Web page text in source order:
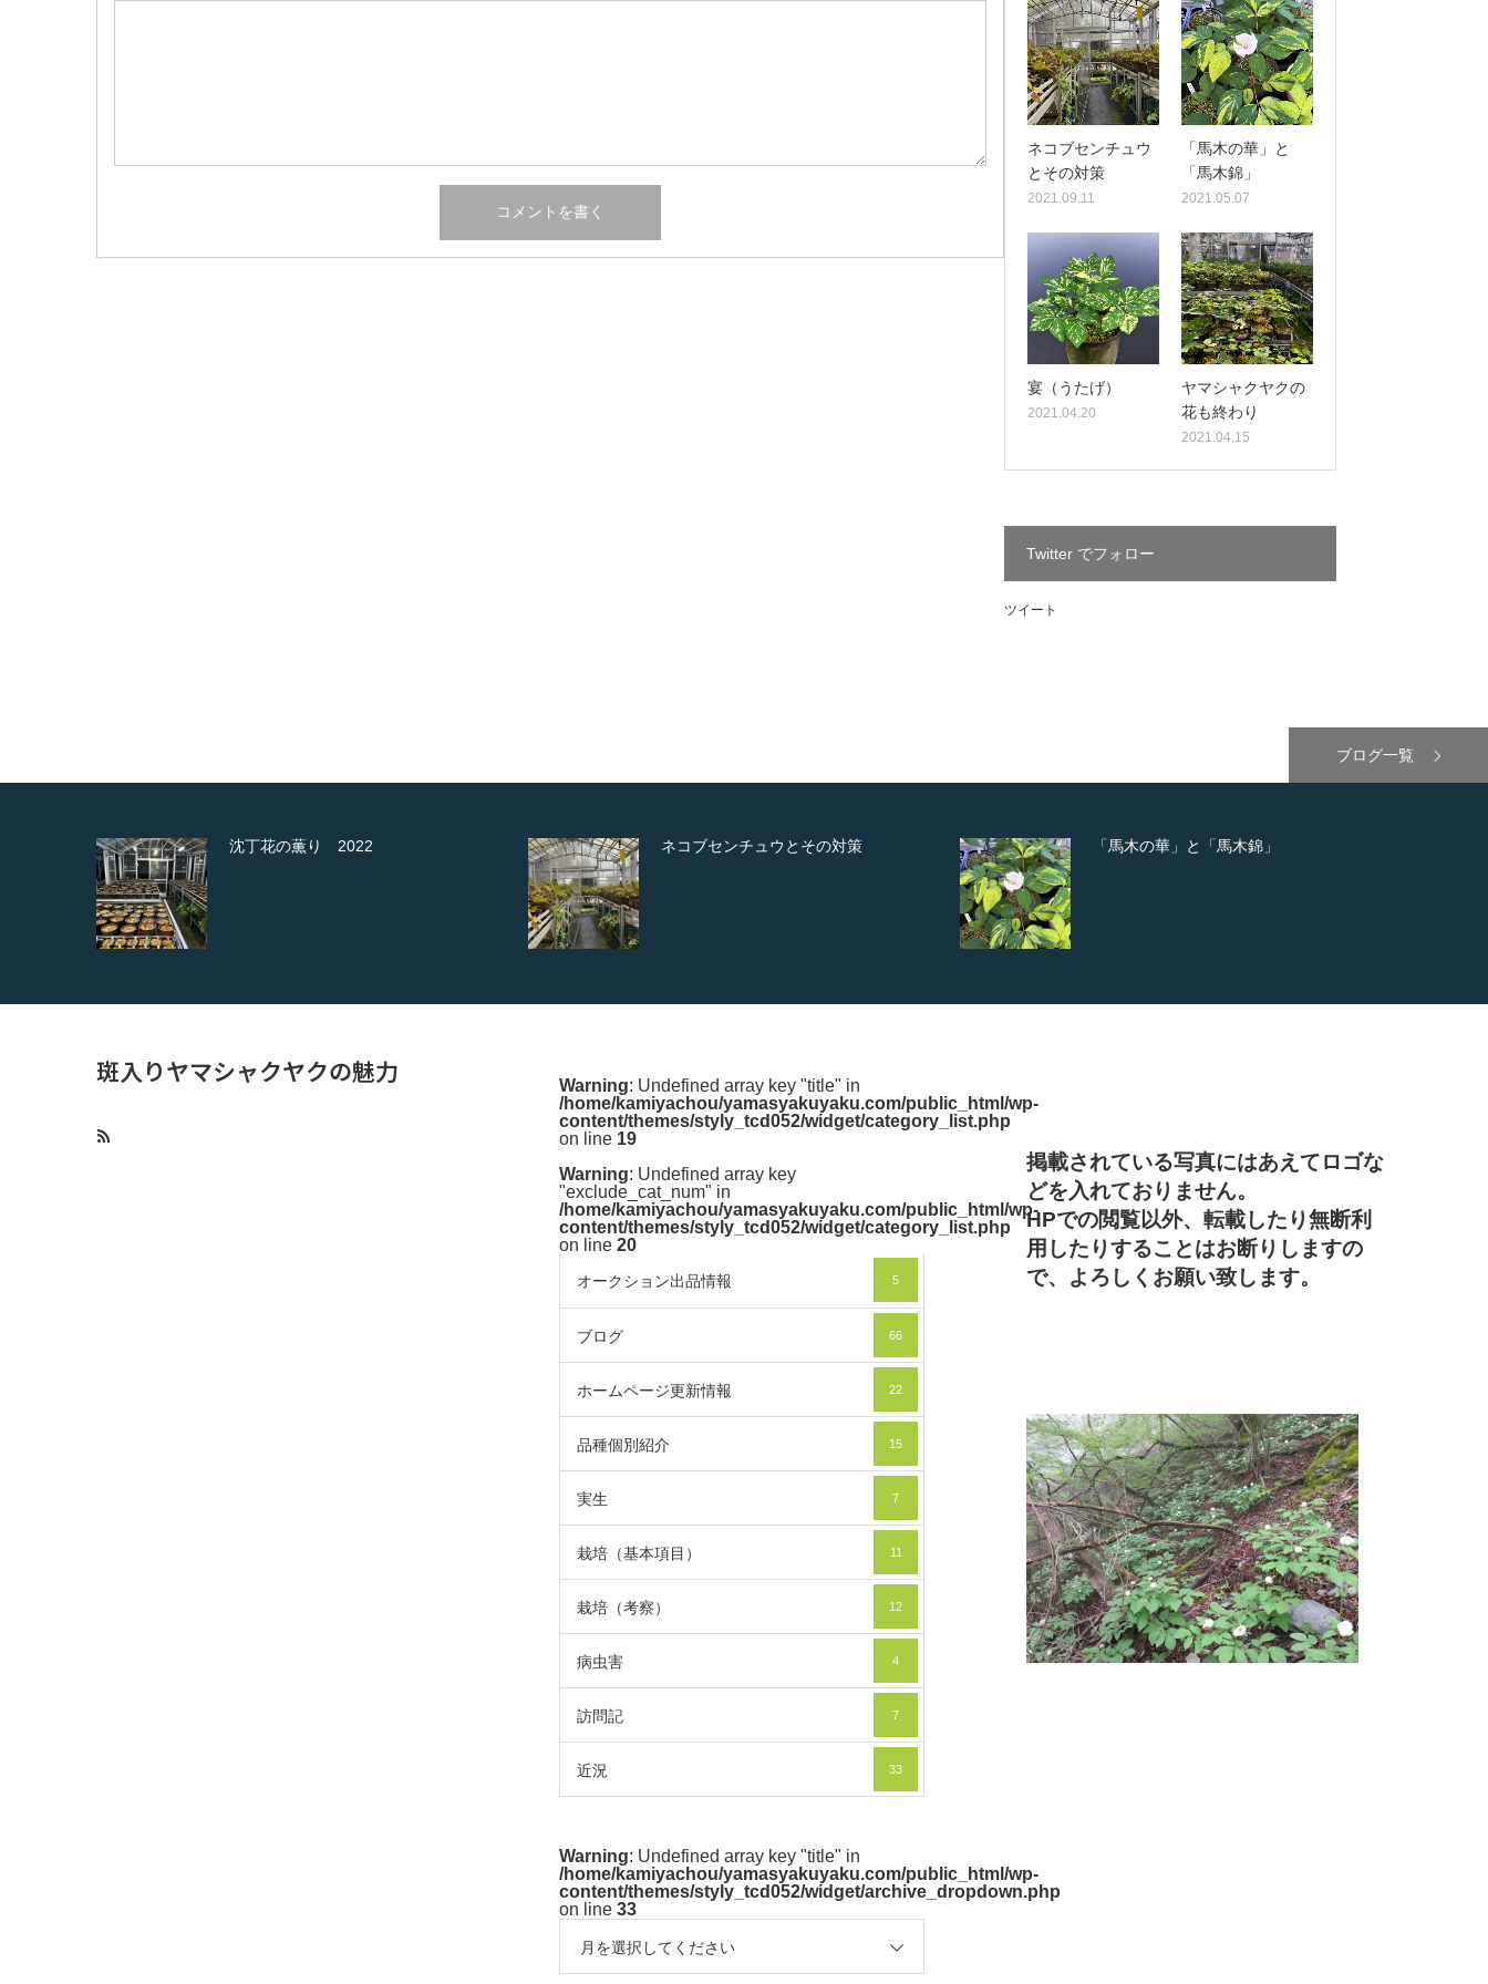
ネコブセンチュウ
とその対策
2021.09.11
「馬木の華」と
「馬木錦」
2021.05.07
宴（うたげ）
2021.04.20
ヤマシャクヤクの
花も終わり
2021.04.15
Twitter でフォロー
ツイート
ブログ一覧
沈丁花の薫り 2022 ネコブセンチュウとその対策 「馬木の華」と「馬木錦」
斑入りヤマシャクヤクの魅力 Warning: Undefined array key "title" in
/home/kamiyachou/yamasyakuyaku.com/public_html/wp-
content/themes/styly_tcd052/widget/category_list.php
on line 19
Warning: Undefined array key
"exclude_cat_num" in
/home/kamiyachou/yamasyakuyaku.com/public_html/wp-
content/themes/styly_tcd052/widget/category_list.php
on line 20
オークション出品情報 5
ブログ 66
ホームページ更新情報 22
品種個別紹介 15
実生 7
栽培（基本項目） 11
栽培（考察） 12
病虫害 4
訪問記 7
近況 33
Warning: Undefined array key "title" in
/home/kamiyachou/yamasyakuyaku.com/public_html/wp-
content/themes/styly_tcd052/widget/archive_dropdown.php
on line 33
月を選択してください
掲載されている写真にはあえてロゴな
どを入れておりません。
HPでの閲覧以外、転載したり無断利
用したりすることはお断りしますの
で、よろしくお願い致します。